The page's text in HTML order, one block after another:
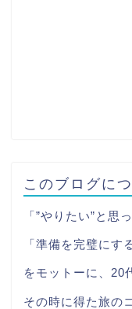
このブログに
「”やりたい”と思
「準備を完璧にす
をモットーに、20
その時に得た旅の